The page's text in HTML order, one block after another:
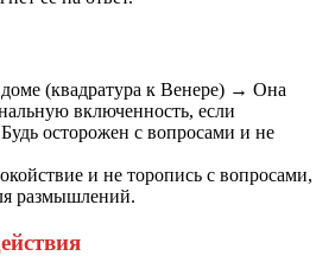
(квадратура к Венере) → Она
включенность, если
осторожен с вопросами и не
и не торопись с вопросами,
размышлений.